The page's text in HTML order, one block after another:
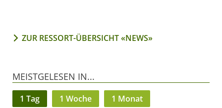
ZUR RESSORT-ÜBERSICHT «NEWS»
MEISTGELESEN IN...
1 Tag 1 Woche 1 Monat